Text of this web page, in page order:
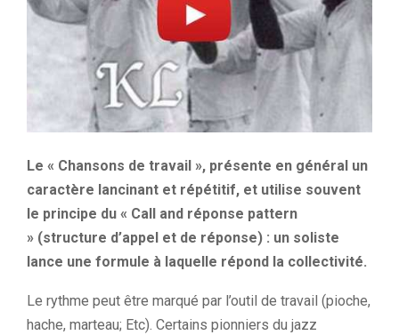
Le « Chansons de travail », présente en général un
caractère lancinant et répétitif, et utilise souvent
le principe du « Call
and réponse pattern
» (structure d’appel et de réponse) : un soliste
lance une formule à laquelle répond la collectivité.
Le rythme peut être marqué par l’outil de travail (pioche,
hache, marteau; Etc). Certains pionniers du jazz